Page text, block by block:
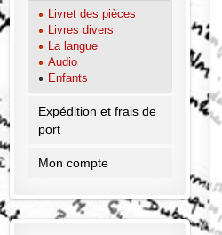
Livret des pièces
Livres divers
La langue
Audio
Enfants
Expédition et frais de
port
Mon compte